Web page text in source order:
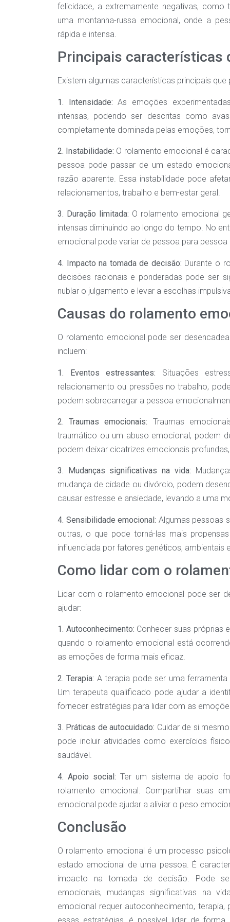
felicidade, a extremamente negativas,
uma montanha-russa emocional, onde a
rápida e intensa.
Principais características
Existem algumas características principais
1. Intensidade: As emoções
intensas, podendo ser descritas como
completamente dominada pelas emoções,
2. Instabilidade: O rolamento emocional é
pessoa pode passar de um estado
razão aparente. Essa instabilidade pode
relacionamentos, trabalho e bem-estar geral.
3. Duração limitada: O rolamento emocional
intensas diminuindo ao longo do tempo. No
emocional pode variar de pessoa para
4. Impacto na tomada de decisão: Durante o
decisões racionais e ponderadas pode ser
nublar o julgamento e levar a escolhas
Causas do rolamento
O rolamento emocional pode ser
incluem:
1. Eventos estressantes: Situações
relacionamento ou pressões no trabalho,
podem sobrecarregar a pessoa
2. Traumas emocionais: Traumas
traumático ou um abuso emocional, podem
podem deixar cicatrizes emocionais
3. Mudanças significativas na vida:
mudança de cidade ou divórcio, podem
causar estresse e ansiedade, levando a uma
4. Sensibilidade emocional: Algumas pessoas
outras, o que pode torná-las mais
influenciada por fatores genéticos, ambientais
Como lidar com o
Lidar com o rolamento emocional pode ser
ajudar:
1. Autoconhecimento: Conhecer suas próprias
quando o rolamento emocional está
as emoções de forma mais eficaz.
2. Terapia: A terapia pode ser uma
Um terapeuta qualificado pode ajudar a
fornecer estratégias para lidar com as
3. Práticas de autocuidado: Cuidar de si
pode incluir atividades como exercícios
saudável.
4. Apoio social: Ter um sistema de apoio
rolamento emocional. Compartilhar suas
emocional pode ajudar a aliviar o peso
Conclusão
O rolamento emocional é um processo
estado emocional de uma pessoa. É
impacto na tomada de decisão. Pode
emocionais, mudanças significativas na
emocional requer autoconhecimento,